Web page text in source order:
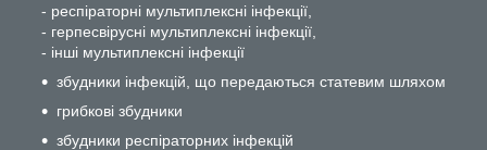
- респіраторні мультиплексні інфекції,
- герпесвірусні мультиплексні інфекції,
- інші мультиплексні інфекції
збудники інфекцій, що передаються статевим шляхом
грибкові збудники
збудники респіраторних інфекцій